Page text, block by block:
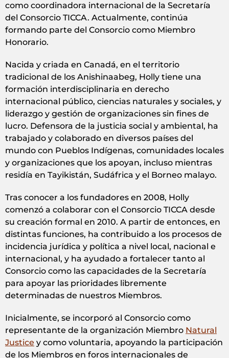
como coordinadora internacional de la Secretaría
del Consorcio TICCA. Actualmente, continúa
formando parte del Consorcio como Miembro
Honorario.
Nacida y criada en Canadá, en el territorio
tradicional de los Anishinaabeg, Holly tiene una
formación interdisciplinaria en derecho
internacional público, ciencias naturales y sociales, y
liderazgo y gestión de organizaciones sin fines de
lucro. Defensora de la justicia social y ambiental, ha
trabajado y colaborado en diversos países del
mundo con Pueblos Indígenas, comunidades locales
y organizaciones que los apoyan, incluso mientras
residía en Tayikistán, Sudáfrica y el Borneo malayo.
Tras conocer a los fundadores en 2008, Holly
comenzó a colaborar con el Consorcio TICCA desde
su creación formal en 2010. A partir de entonces, en
distintas funciones, ha contribuido a los procesos de
incidencia jurídica y política a nivel local, nacional e
internacional, y ha ayudado a fortalecer tanto al
Consorcio como las capacidades de la Secretaría
para apoyar las prioridades libremente
determinadas de nuestros Miembros.
Inicialmente, se incorporó al Consorcio como
representante de la organización Miembro Natural
Justice y como voluntaria, apoyando la participación
de los Miembros en foros internacionales de